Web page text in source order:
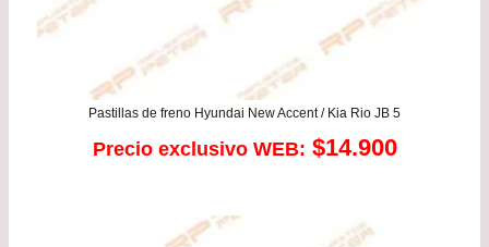
Pastillas de freno Hyundai New Accent / Kia Rio JB 5
Precio exclusivo WEB: $14.900